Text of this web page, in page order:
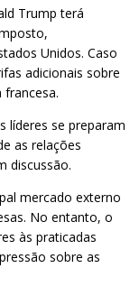
Trump terá
Unidos. Caso
adicionais sobre
líderes se preparam
as relações
discussão.
mercado externo
No entanto, o
às praticadas
sobre as